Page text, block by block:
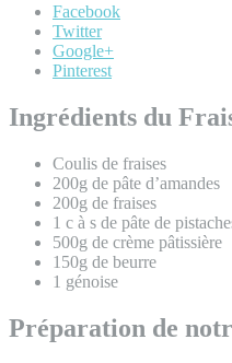
Facebook
Twitter
Google+
Pinterest
Ingrédients du
Coulis de fraises
200g de pâte d’amandes
200g de fraises
1 c à s de pâte de
500g de crème pâtissière
150g de beurre
1 génoise
Préparation de